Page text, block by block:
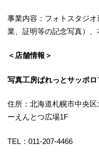
事業内容：フォトスタジ
業、証明等の記念写真）
＜店舗情報＞
写真工房ぱれっとサッポ
住所：北海道札幌市中央
ーえんとつ広場1F
TEL：011-207-4466